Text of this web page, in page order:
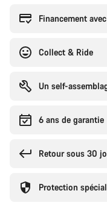
Financement
Collect & Ride
Un self-
6 ans de garantie
Retour sous 30
Protection